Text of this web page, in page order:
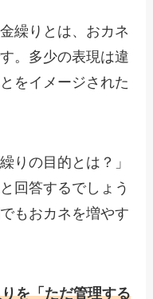
繰りとは、おカネ
。多少の表現は違
をイメージされた
りの目的とは？」
回答するでしょう
もおカネを増やす
を「ただ管理する